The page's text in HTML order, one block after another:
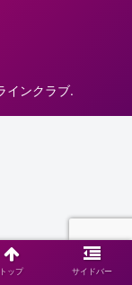
ンクラブ.
トップ サイドバー